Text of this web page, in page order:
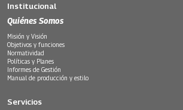
Institucional
Quiénes Somos
Misión y Visión
Objetivos y funciones
Normatividad
Políticas y Planes
Informes de Gestión
Manual de producción y estilo
Servicios